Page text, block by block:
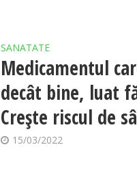
SANATATE
Medicamentul
decât bine, luat
Crește riscul de
15/03/2022